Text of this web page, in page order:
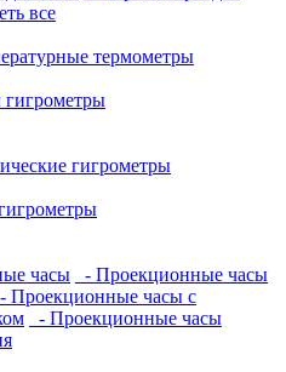
все
термометры
гигрометры
часы
- Проекционные часы
- Проекционные часы с
- Проекционные часы